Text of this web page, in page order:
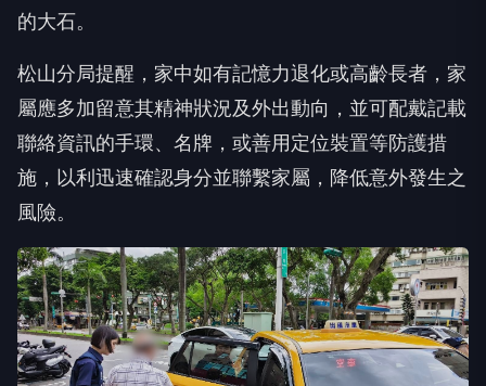
的大石。
松山分局提醒，家中如有記憶力退化或高齡長者，家
屬應多加留意其精神狀況及外出動向，並可配戴記載
聯絡資訊的手環、名牌，或善用定位裝置等防護措
施，以利迅速確認身分並聯繫家屬，降低意外發生之
風險。